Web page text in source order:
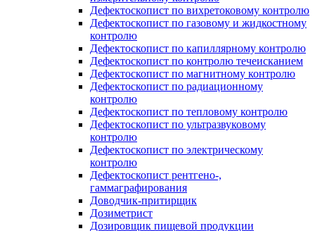
Дефектоскопист по вихретоковому контролю
Дефектоскопист по газовому и жидкостному
контролю
Дефектоскопист по капиллярному контролю
Дефектоскопист по контролю течеисканием
Дефектоскопист по магнитному контролю
Дефектоскопист по радиационному
контролю
Дефектоскопист по тепловому контролю
Дефектоскопист по ультразвуковому
контролю
Дефектоскопист по электрическому
контролю
Дефектоскопист рентгено-,
гаммаграфирования
Доводчик-притирщик
Дозиметрист
Дозировщик пищевой продукции